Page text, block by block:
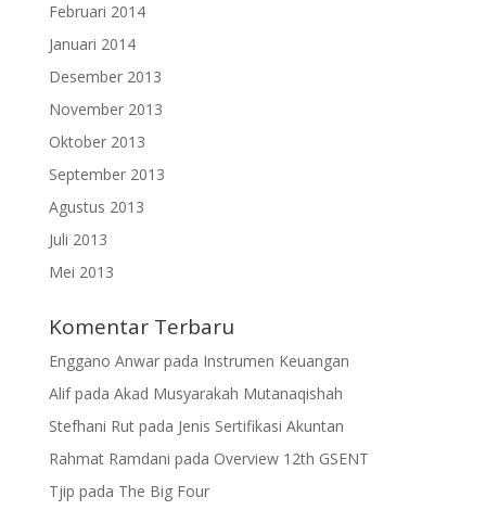
Februari 2014
Januari 2014
Desember 2013
November 2013
Oktober 2013
September 2013
Agustus 2013
Juli 2013
Mei 2013
Komentar Terbaru
Enggano Anwarpada Instrumen Keuangan
Alifpada Akad Musyarakah Mutanaqishah
Stefhani Rutpada Jenis Sertifikasi Akuntan
Rahmat Ramdani pada Overview 12th GSENT
Tjip pada The Big Four